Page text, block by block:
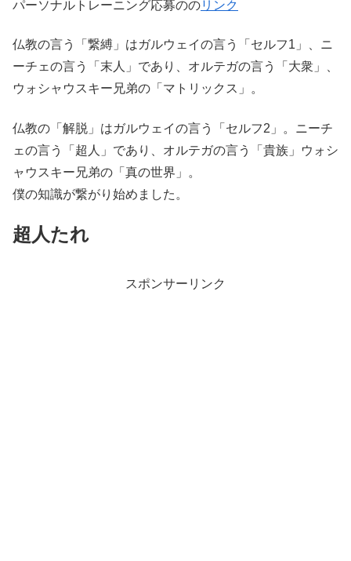
パーソナルトレーニング応募ののリンク
仏教の言う「繋縛」はガルウェイの言う「セルフ1」、ニ
ーチェの言う「末人」であり、オルテガの言う「大衆」、
ウォシャウスキー兄弟の「マトリックス」。
仏教の「解脱」はガルウェイの言う「セルフ2」。ニーチ
ェの言う「超人」であり、オルテガの言う「貴族」ウォシ
ャウスキー兄弟の「真の世界」。
僕の知識が繋がり始めました。
超人たれ
スポンサーリンク